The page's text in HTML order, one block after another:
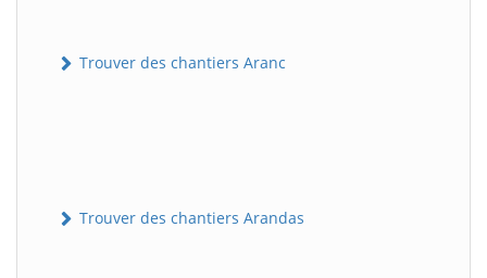
Trouver des chantiers Aranc
Trouver des chantiers Arandas